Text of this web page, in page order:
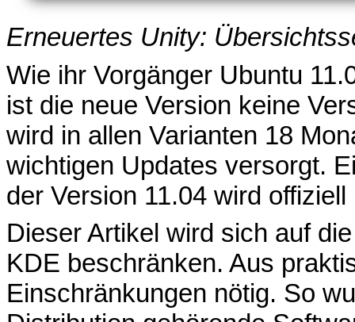
Erneuertes Unity:
Wie ihr Vorgänger Ubuntu
ist die neue Version keine
wird in allen Varianten 18
wichtigen Updates versorgt.
der Version 11.04 wird
Dieser Artikel wird sich auf
KDE beschränken. Aus
Einschränkungen nötig. So